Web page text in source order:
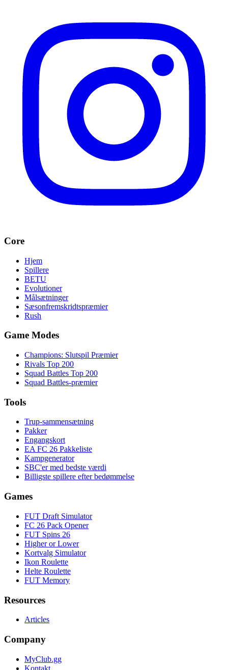
Core
Hjem
Spillere
BETU
Evolutioner
Målsætninger
Sæsonfremskridtspræmier
Rush
Game Modes
Champions: Slutspil Præmier
Rivals Top 200
Squad Battles Top 200
Squad Battles-præmier
Tools
Trup-sammensætning
Pakker
Engangskort
EA FC 26 Pakkeliste
Kampgenerator
SBC'er med bedste værdi
Billigste spillere efter bedømmelse
Games
FUT Draft Simulator
FC 26 Pack Opener
FUT Spins 26
Higher or Lower
Kortvalg Simulator
Ikon Roulette
Helte Roulette
FUT Memory
Resources
Articles
Company
MyClub.gg
Kontakt